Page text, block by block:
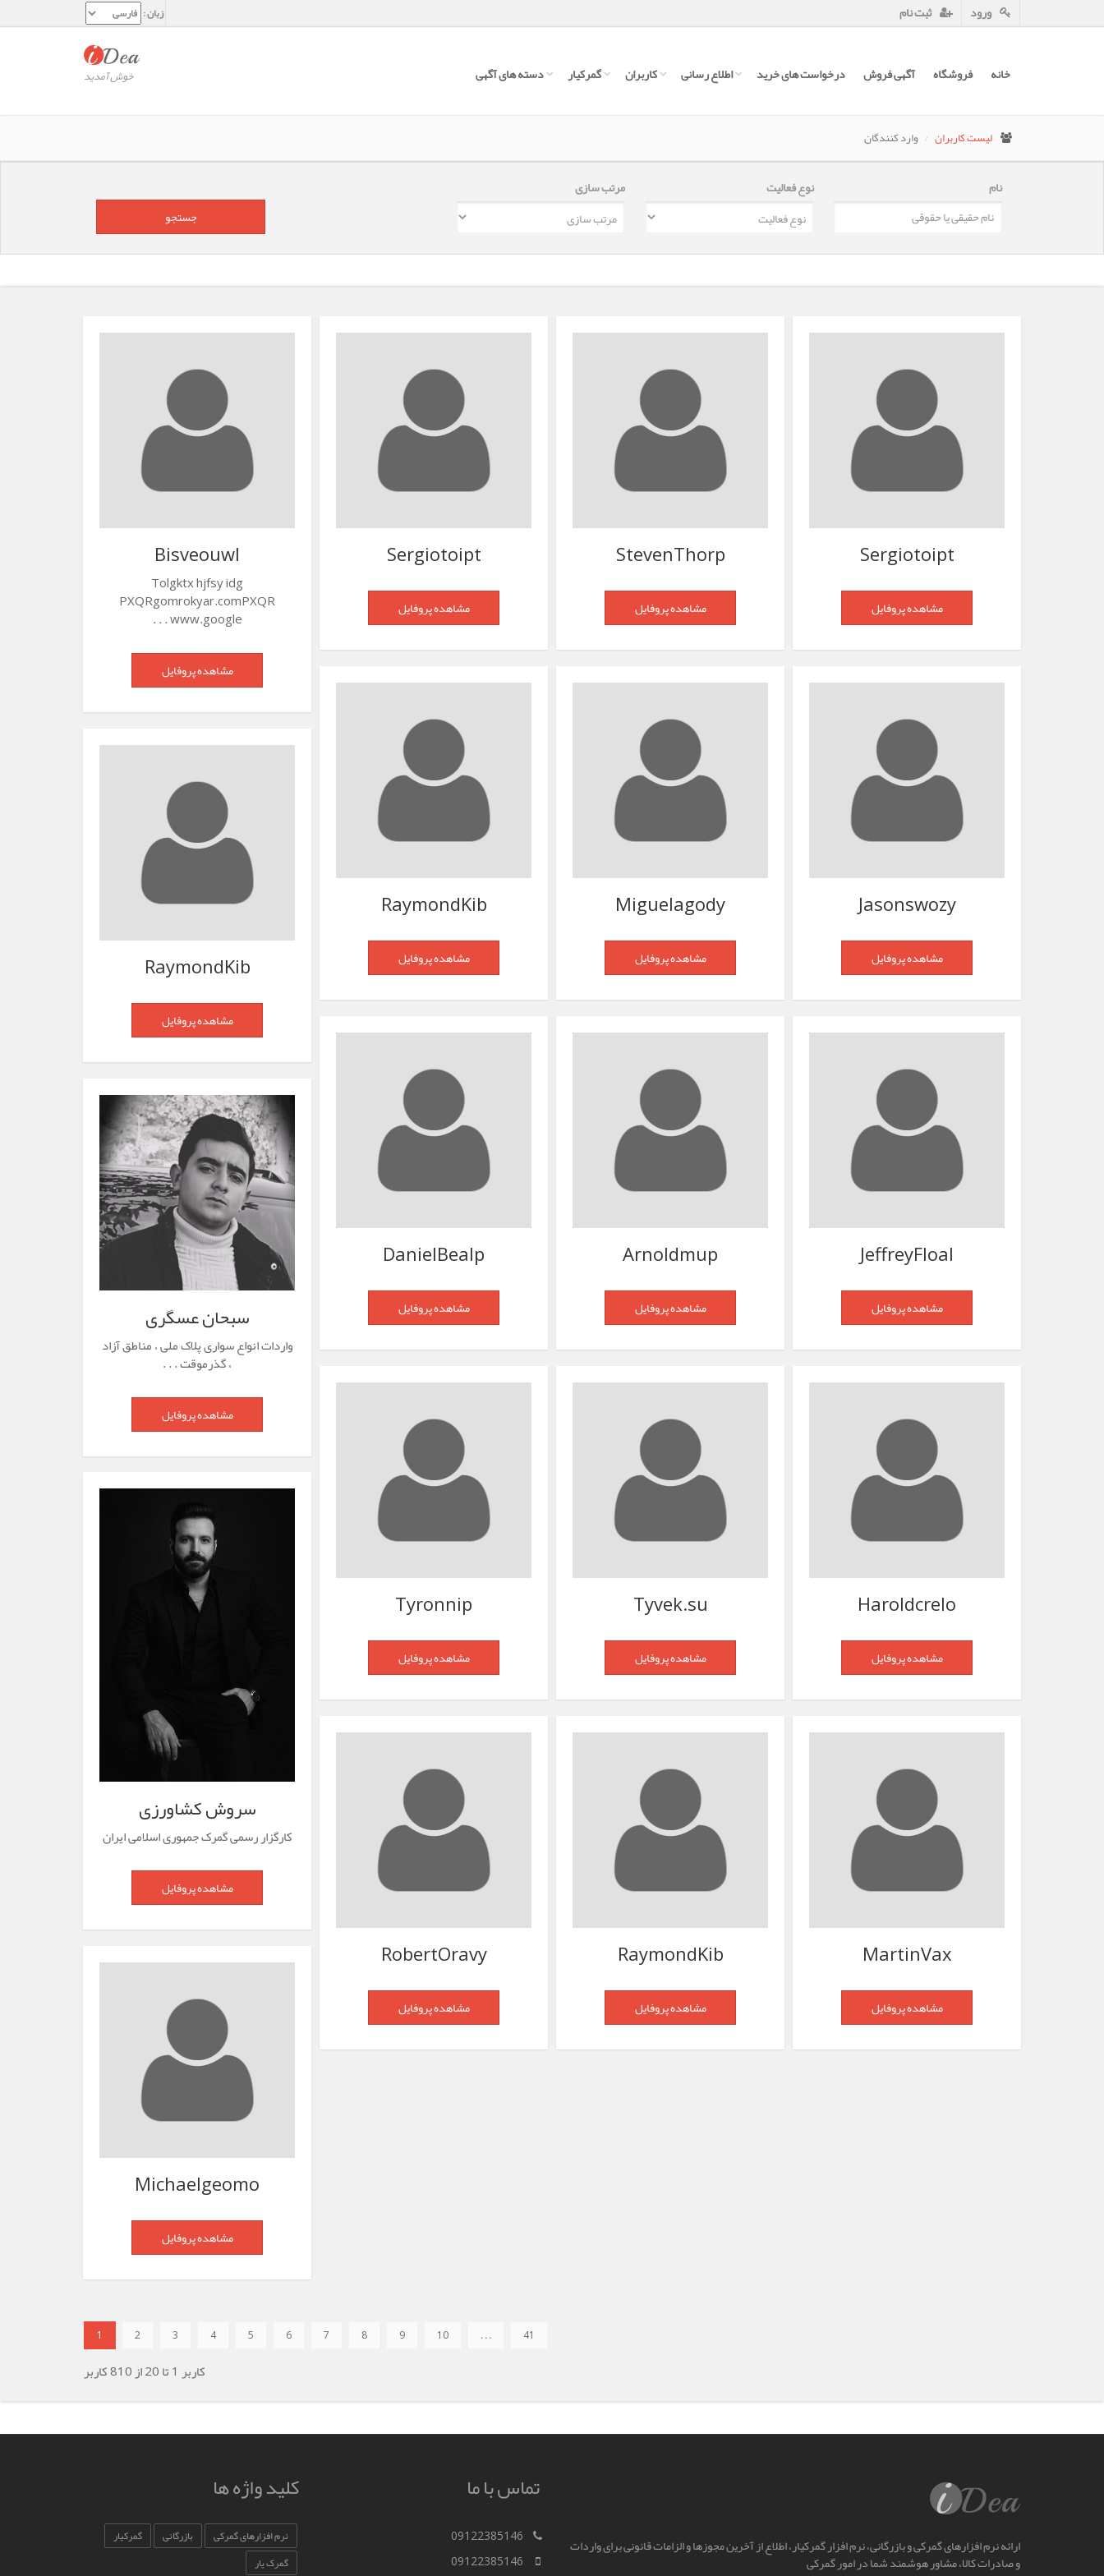
زبان : ورود ثبت نام
خوش آمدید خانه فروشگاه آگهی فروش درخواست های خرید اطلاع رسانی کاربران گمرکیار دسته های آگهی
لیست کاربران وارد کنندگان
نام نوع فعالیت مرتب سازی
Bisveouwl
Tolgktx hjfsy idg
PXQRgomrokyar.comPXQR
www.google . . .
مشاهده پروفایل
Sergiotoipt
مشاهده پروفایل
StevenThorp
مشاهده پروفایل
Sergiotoipt
مشاهده پروفایل
RaymondKib
مشاهده پروفایل
Miguelagody
مشاهده پروفایل
Jasonswozy
مشاهده پروفایل RaymondKib
مشاهده پروفایل
DanielBealp
مشاهده پروفایل
Arnoldmup
مشاهده پروفایل
JeffreyFloal
مشاهده پروفایل سبحان عسگری
واردات انواع سواری پلاک ملی ، مناطق آزاد
، گذرموقت . . .
مشاهده پروفایل
Tyronnip
مشاهده پروفایل
Tyvek.su
مشاهده پروفایل
Haroldcrelo
مشاهده پروفایل
سروش کشاورزی
کارگزار رسمی گمرک جمهوری اسلامی ایران
مشاهده پروفایل
RobertOravy
مشاهده پروفایل
RaymondKib
مشاهده پروفایل
MartinVax
مشاهده پروفایل
Michaelgeomo
مشاهده پروفایل
1 2 3 4 5 6 7 8 9 10 . . . 41
کاربر 1تا20از810کاربر
ارائه نرم افزارهای گمرکی و بازرگانی، نرم افزار گمرکیار، اطلاع از آخرین مجوزها و الزامات قانونی برای واردات
و صادرات کالا، مشاور هوشمند شما در امور گمرکی
تماس با ما
09122385146
09122385146
کلید واژه ها
نرم افزارهای گمرکی بازرگانی
گمرکیار
گمرک یار